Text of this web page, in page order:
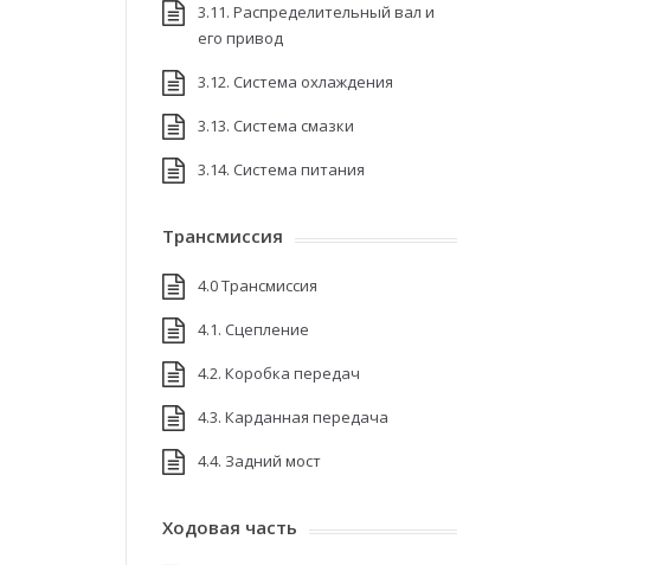
3.11. Распределительный вал и
его привод
3.12. Система охлаждения
3.13. Система смазки
3.14. Система питания
Трансмиссия
4.0 Трансмиссия
4.1. Сцепление
4.2. Коробка передач
4.3. Карданная передача
4.4. Задний мост
Ходовая часть